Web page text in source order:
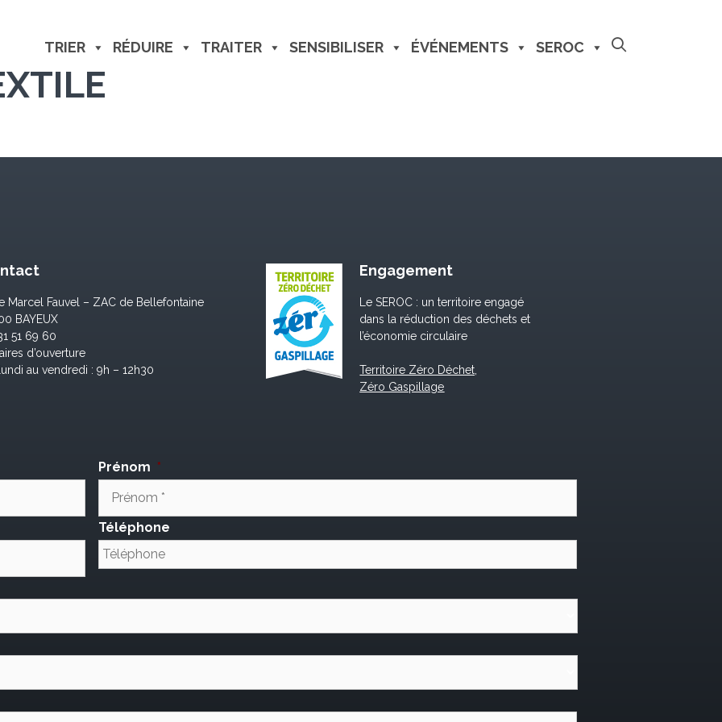
TRIER RÉDUIRE TRAITER SENSIBILISER ÉVÉNEMENTS SEROC
Marcel Fauvel – ZAC de Bellefontaine
BAYEUX
51 69 60
d’ouverture
au vendredi : 9h – 12h30
Engagement
Le SEROC : un territoire engagé
dans la réduction des déchets et
l’économie circulaire
Territoire Zéro Déchet,
Zéro Gaspillage
Prénom *
Téléphone